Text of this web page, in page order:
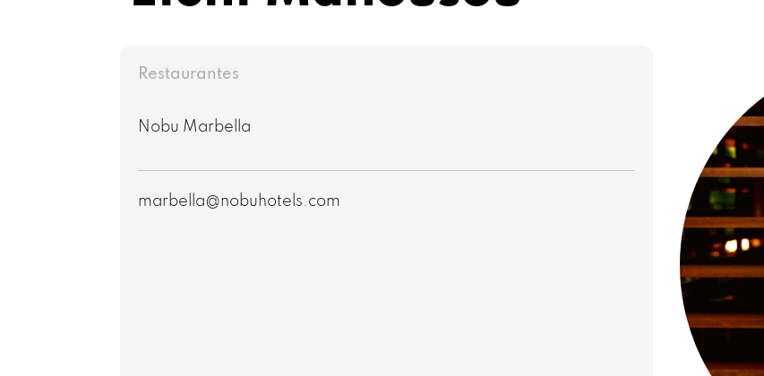
Restaurantes
Nobu Marbella
marbella@nobuhotels.com